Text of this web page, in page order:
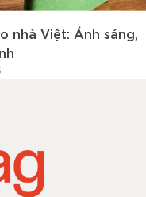
nhà Việt: Ánh sáng,